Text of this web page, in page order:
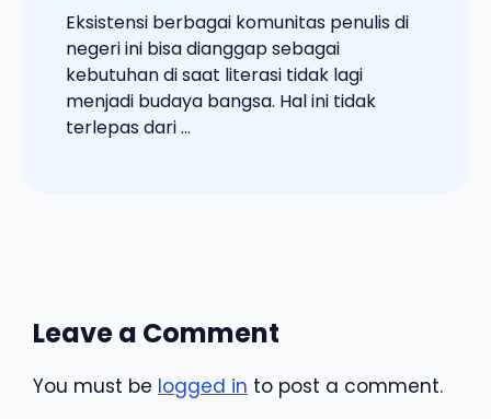
Eksistensi berbagai komunitas penulis di
negeri ini bisa dianggap sebagai
kebutuhan di saat literasi tidak lagi
menjadi budaya bangsa. Hal ini tidak
terlepas dari ...
Leave a Comment
You must be logged in to post a comment.